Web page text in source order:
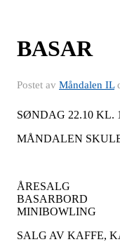
BASAR
Postet av Måndalen IL
SØNDAG 22.10 KL.
MÅNDALEN
ÅRESALG
BASARBORD
MINIBOWLING
SALG AV KAFFE,